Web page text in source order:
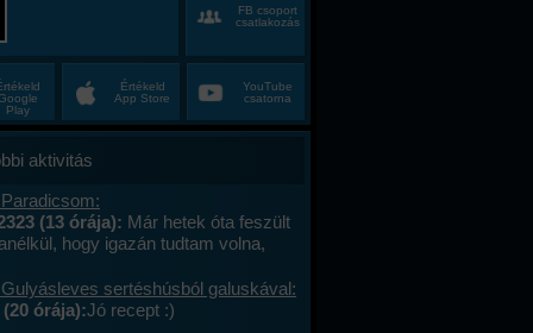
FB csoport
csatlakozás
Play
Értékeld
App Store
YouTube
csatorna
aktivitás
(13 órája): Már hetek óta feszült
hogy igazán tudtam volna,
éveim közepén egyszer csak
minden, ami régen izgalmas
sertéshúsból galuskával:
órája):Jó recept :)